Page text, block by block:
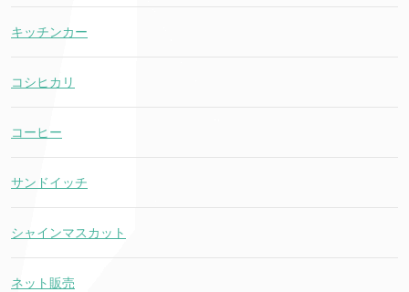
キッチンカー
コシヒカリ
コーヒー
サンドイッチ
シャインマスカット
ネット販売